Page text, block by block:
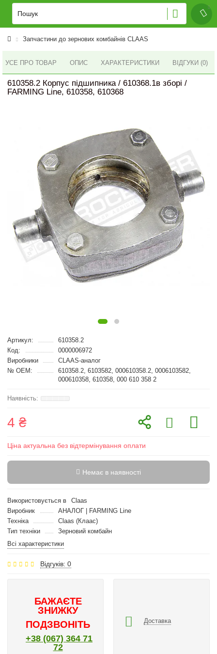
Запчастини до зернових комбайнів CLAAS
УСЕ ПРО ТОВАР ОПИС ХАРАКТЕРИСТИКИ ВІДГУКИ (0)
610358.2 Корпус підшипника / 610368.1в зборі /
FARMING Line, 610358, 610368
Артикул:
610358.2
Код:
0000006972
Виробники
CLAAS-аналог
№ OEM:
610358.2, 6103582, 000610358.2, 0006103582,
000610358, 610358, 000 610 358 2
4 ₴
Ціна актуальна без відтермінування оплати
Немає в наявності
Використовується в
Claas
Виробник
АНАЛОГ | FARMING Line
Техніка
Claas (Клаас)
Тип техніки
Зерновий комбайн
Всі характеристики
Відгуків: 0
БАЖАЄТЕ
ЗНИЖКУ
ПОДЗВОНІТЬ
+38 (067) 364 71
72
Доставка